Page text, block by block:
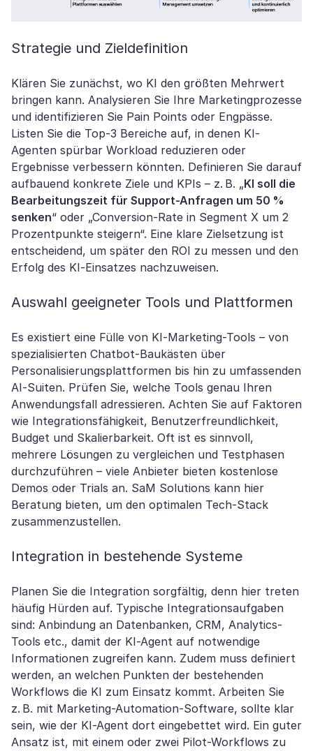
Strategie und Zieldefinition
Klären Sie zunächst, wo KI den größten Mehrwert
bringen kann. Analysieren Sie Ihre Marketingprozesse
und identifizieren Sie Pain Points oder Engpässe.
Listen Sie die Top-3 Bereiche auf, in denen KI-
Agenten spürbar Workload reduzieren oder
Ergebnisse verbessern könnten. Definieren Sie darauf
aufbauend konkrete Ziele und KPIs – z. B. „KI soll die
Bearbeitungszeit für Support-Anfragen um 50 %
senken“ oder „Conversion-Rate in Segment X um 2
Prozentpunkte steigern“. Eine klare Zielsetzung ist
entscheidend, um später den ROI zu messen und den
Erfolg des KI-Einsatzes nachzuweisen.
Auswahl geeigneter Tools und Plattformen
Es existiert eine Fülle von KI-Marketing-Tools – von
spezialisierten Chatbot-Baukästen über
Personalisierungsplattformen bis hin zu umfassenden
AI-Suiten. Prüfen Sie, welche Tools genau Ihren
Anwendungsfall adressieren. Achten Sie auf Faktoren
wie Integrationsfähigkeit, Benutzerfreundlichkeit,
Budget und Skalierbarkeit. Oft ist es sinnvoll,
mehrere Lösungen zu vergleichen und Testphasen
durchzuführen – viele Anbieter bieten kostenlose
Demos oder Trials an. SaM Solutions kann hier
Beratung bieten, um den optimalen Tech-Stack
zusammenzustellen.
Integration in bestehende Systeme
Planen Sie die Integration sorgfältig, denn hier treten
häufig Hürden auf. Typische Integrationsaufgaben
sind: Anbindung an Datenbanken, CRM, Analytics-
Tools etc., damit der KI-Agent auf notwendige
Informationen zugreifen kann. Zudem muss definiert
werden, an welchen Punkten der bestehenden
Workflows die KI zum Einsatz kommt. Arbeiten Sie
z. B. mit Marketing-Automation-Software, sollte klar
sein, wie der KI-Agent dort eingebettet wird. Ein guter
Ansatz ist, mit einem oder zwei Pilot-Workflows zu